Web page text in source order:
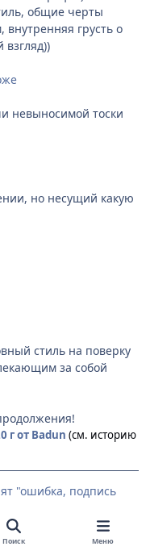
общие черты
грусть о
взгляд))
невыносимой тоски
но несущий какую
стиль на поверку
за собой
гот Badun (см. историю
"ошибка, подпись
Поиск Меню